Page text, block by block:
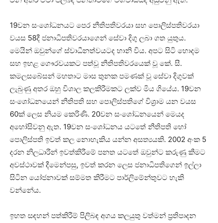
19වන සංශෝධනයට පෙර නීතිපතිවරයා සහ පොලිස්පතිවරයා
වයස 58දී ජනාධිපතිවරයාගෙන් සේවා දිගු ලබා ගත යුතුය.
මෙයින් ඔවුන්ගේ ස්වාධීනත්වයටද හානි විය. අපට සිටි හොදම
සහ ඉහළ ගෞරවයකට පත්වූ නීතිපතිවරයෙක් වූ කේ. සී.
කමලසබේසන් මහතාට මාස තුනක පමණක් වූ සේවා දිගුවක්
ලැබුණු අතර ඔහු විශාල කලකිරීමකට ලක්ව මිය ගියේය. 19වන
සංශෝධනයෙන් නීතිපති සහ පොලිස්පතිගේ විශ්‍රාම යන වයස
60ක් ලෙස නියම කෙරිණි. 20වන සංශෝධනයෙන් මෙයද
අහෝසිවනු ඇත. 19වන සංශෝධනය යටතේ නීතිපති හෝ
පොලිස්පති ඉවත් කල නොහැකිය යන්න අසත්‍යයකි. 2002 අංක 5
දරන නිලධාරීන් ඉවත්කිරීමේ පනත යටතේ ඔවුන්ට කරුණු කීමට
අවස්ථාවක් දීමෙන්පසු, ඉවත් කරන ලෙස ජනාධිපතිගෙන් ඉල්ලා
සිටින යෝජනාවක් සම්මත කිරීමට පාර්ලිමේන්තුවට හැකි
වන්නේය.
ඉහත සඳහන් පත්කිරීම් පිලිබඳ අගය කලයුතු වත්මන් ප්‍රතිපාදන